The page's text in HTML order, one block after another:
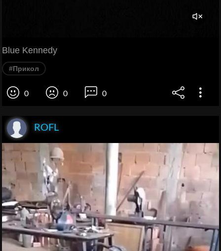
Blue Kennedy
#Прикол
0 0 0
ROFL